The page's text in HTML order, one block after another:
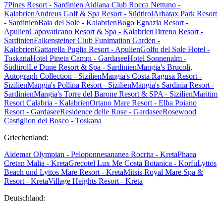
7Pines Resort - Sardinien Aldiana Club Rocca Nettuno -
KalabrienAndreus Golf & Spa Resort - SüdtirolArbatax Park Resort
- SardinienBaia del Sole - KalabrienBogo Egnazia Resort -
ApulienCapovaticano Resort & Spa - KalabrienTirreno Resort -
SardinienFalkensteiner Club Funimation Garden -
KalabrienGattarella Puglia Resort - ApulienGolfo del Sole Hotel -
ToskanaHotel Pineta Campi - GardaseeHotel Sonnenalm -
SüdtirolLe Dune Resort & Spa - SardinienMangia's Brucoli,
Autograph Collection - SizilienMangia's Costa Ragusa Resort -
SizilienMangia's Pollina Resort - SizilienMangia's Sardinia Resort -
SardinienMangia's Torre del Barone Resort & SPA - SizilienMaritim
Resort Calabria - KalabrienOrtano Mare Resort - Elba Poiano
Resort - GardaseeResidence delle Rose - GardaseeRosewood
Castiglion del Bosco - Toskana
Griechenland:
Aldemar Olympian - Peloponnesananea Rocrita - KretaPhaea
Cretan Malia - KretaGrecotel Lux Me Costa Botanica - KorfuLyttos
Beach und Lyttos Mare Resort - KretaMitsis Royal Mare Spa &
Resort - KretaVillage Heights Resort - Kreta
Deutschland: